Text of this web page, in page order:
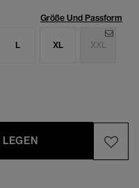
Größe Und Passform
L XL XXL